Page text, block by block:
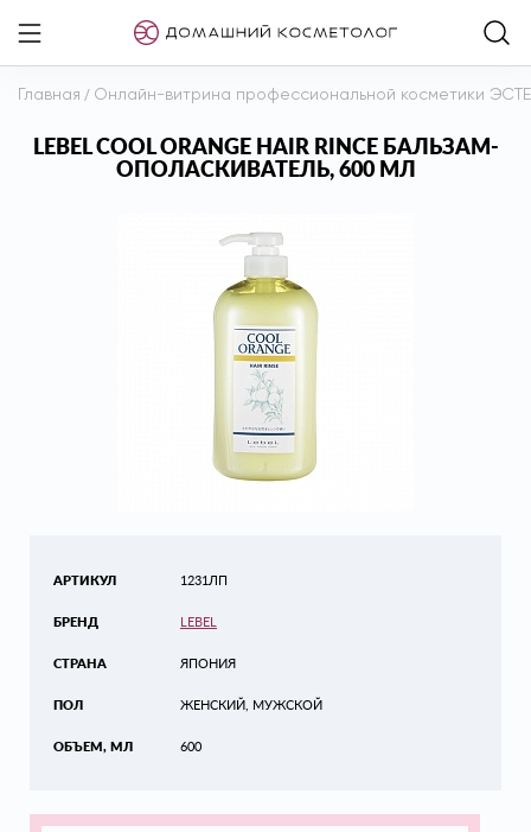
Главная / Онлайн-витрина профессиональной косметики
LEBEL COOL ORANGE HAIR RINCE БАЛЬЗАМ-
ОПОЛАСКИВАТЕЛЬ, 600 МЛ
АРТИКУЛ
БРЕНД
СТРАНА
ПОЛ
ОБЪЕМ, МЛ
1231ЛП
LEBEL
ЯПОНИЯ
ЖЕНСКИЙ, МУЖСКОЙ
600